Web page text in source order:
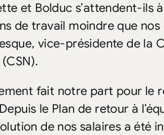
et Bolduc s’attendent-ils
de travail moindre que nos
vice-présidente de la
fait notre part pour le
le Plan de retour à
de nos salaires a été